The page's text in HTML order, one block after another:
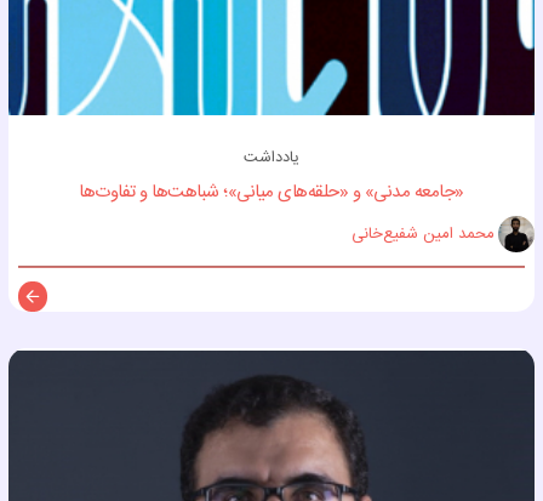
یادداشت
«جامعه مدنی» و «حلقه‌های میانی»؛ شباهت‌ها و تفاوت‌ها
محمد امين شفيع‌خانی